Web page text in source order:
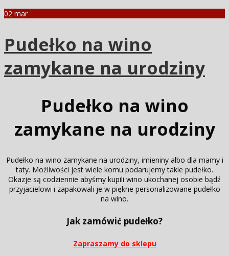
02 mar
Pudełko na wino
zamykane na urodziny
Pudełko na wino
zamykane na urodziny
Pudełko na wino zamykane na urodziny, imieniny albo dla mamy i
taty. Możliwości jest wiele komu podarujemy takie pudełko.
Okazje są codziennie abyśmy kupili wino ukochanej osobie bądź
przyjacielowi i zapakowali je w piękne personalizowane pudełko
na wino.
Jak zamówić pudełko?
Zapraszamy do sklepu